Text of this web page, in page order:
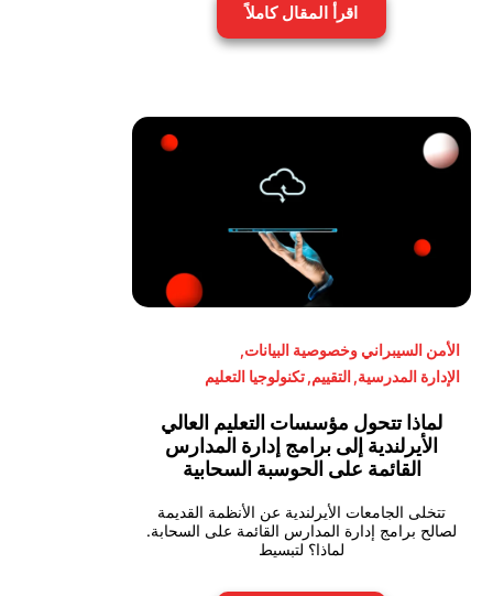
اقرأ المقال كاملاً
الأمن السيبراني وخصوصية البيانات,
الإدارة المدرسية,التقييم,تكنولوجيا التعليم
لماذا تتحول مؤسسات التعليم العالي
الأيرلندية إلى برامج إدارة المدارس
القائمة على الحوسبة السحابية
تتخلى الجامعات الأيرلندية عن الأنظمة القديمة
لصالح برامج إدارة المدارس القائمة على السحابة.
لماذا؟ لتبسيط